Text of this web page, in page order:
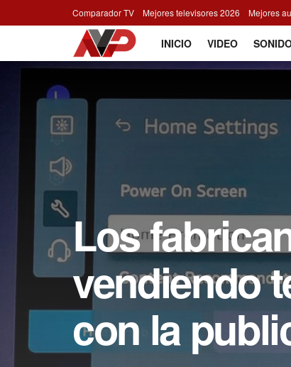
Comparador TV Mejores televisores 2026 Mejores
INICIO VIDEO
Los
vendiendo
con la